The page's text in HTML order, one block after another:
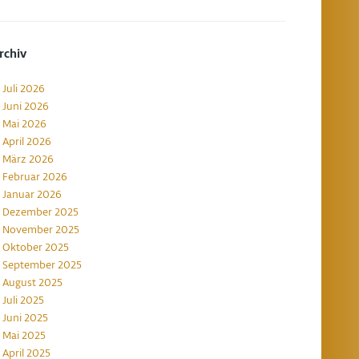
Juli 2026
Juni 2026
Mai 2026
April 2026
März 2026
Februar 2026
Januar 2026
Dezember 2025
November 2025
Oktober 2025
September 2025
August 2025
Juli 2025
Juni 2025
Mai 2025
April 2025